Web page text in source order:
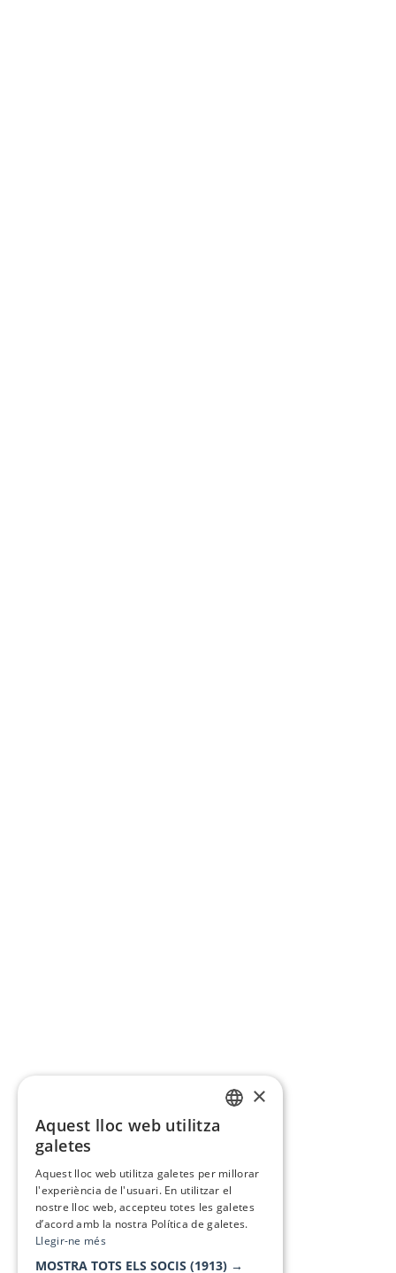
×
Aquest lloc web utilitza
galetes
Aquest lloc web utilitza galetes per millorar
l'experiència de l'usuari. En utilitzar el
nostre lloc web, accepteu totes les galetes
d’acord amb la nostra Política de galetes.
Llegir-ne més
MOSTRA TOTS ELS SOCIS (1913) →